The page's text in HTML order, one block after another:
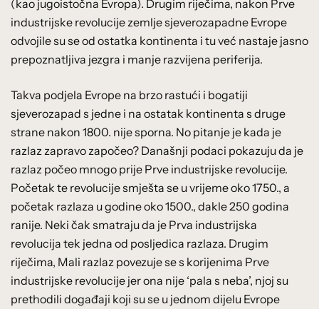
(kao jugoistočna Evropa). Drugim riječima, nakon Prve
industrijske revolucije zemlje sjeverozapadne Evrope
odvojile su se od ostatka kontinenta i tu već nastaje jasno
prepoznatljiva jezgra i manje razvijena periferija.
Takva podjela Evrope na brzo rastući i bogatiji
sjeverozapad s jedne i na ostatak kontinenta s druge
strane nakon 1800. nije sporna. No pitanje je kada je
razlaz zapravo započeo? Današnji podaci pokazuju da je
razlaz počeo mnogo prije Prve industrijske revolucije.
Početak te revolucije smješta se u vrijeme oko 1750., a
početak razlaza u godine oko 1500., dakle 250 godina
ranije. Neki čak smatraju da je Prva industrijska
revolucija tek jedna od posljedica razlaza. Drugim
riječima, Mali razlaz povezuje se s korijenima Prve
industrijske revolucije jer ona nije ‘pala s neba’, njoj su
prethodili događaji koji su se u jednom dijelu Evrope